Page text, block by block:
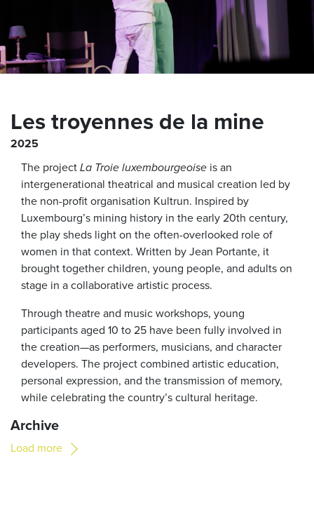
Les troyennes de la mine
2025
The project La Troie luxembourgeoise is an
intergenerational theatrical and musical creation led by
the non-profit organisation Kultrun. Inspired by
Luxembourg’s mining history in the early 20th century,
the play sheds light on the often-overlooked role of
women in that context. Written by Jean Portante, it
brought together children, young people, and adults on
stage in a collaborative artistic process.
Through theatre and music workshops, young
participants aged 10 to 25 have been fully involved in
the creation—as performers, musicians, and character
developers. The project combined artistic education,
personal expression, and the transmission of memory,
while celebrating the country’s cultural heritage.
Archive
Load more